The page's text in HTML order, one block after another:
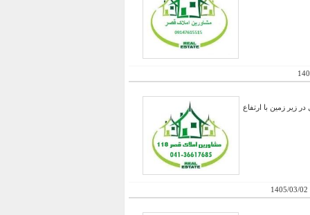
بسیار شیک و مجلل در زیر زمین با ارتفاع
1405/03/02